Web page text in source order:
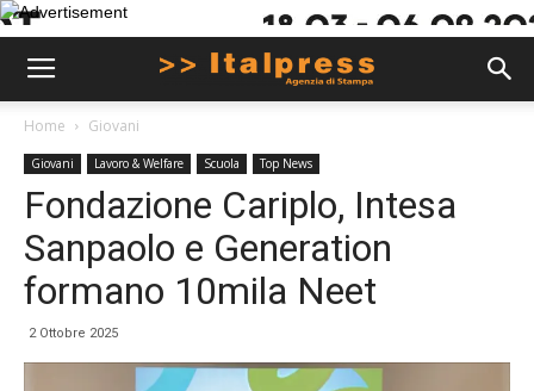
Home Giovani
Giovani Lavoro & Welfare Scuola Top News
Fondazione Cariplo, Intesa
Sanpaolo e Generation
formano 10mila Neet
2 Ottobre 2025